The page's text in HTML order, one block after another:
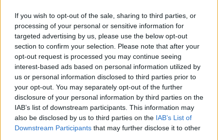
If you wish to opt-out of the sale, sharing to third parties, or
processing of your personal or sensitive information for
targeted advertising by us, please use the below opt-out
section to confirm your selection. Please note that after your
opt-out request is processed you may continue seeing
interest-based ads based on personal information utilized by
us or personal information disclosed to third parties prior to
your opt-out. You may separately opt-out of the further
disclosure of your personal information by third parties on the
IAB’s list of downstream participants. This information may
also be disclosed by us to third parties on the IAB’s List of
Downstream Participants that may further disclose it to other
САЩ въвеждат визови гаранции до 250
хил. долара за определени кандидати